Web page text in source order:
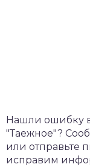
Нашли ошибку
"Таежное"?
или отправьте
исправим